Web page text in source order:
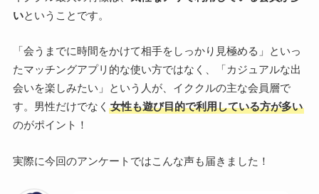
いということです。
「会うまでに時間をかけて相手をしっかり見極める」といっ
たマッチングアプリ的な使い方ではなく、「カジュアルな出
会いを楽しみたい」という人が、イククルの主な会員層で
す。男性だけでなく 女性も遊び目的で利用している方が多い
のがポイント！
実際に今回のアンケートではこんな声も届きました！